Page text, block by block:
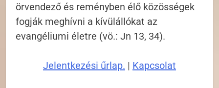
örvendező és reményben élő közösségek
fogják meghívni a kívülállókat az
evangéliumi életre (vö.: Jn 13, 34).
Jelentkezési űrlap. | Kapcsolat